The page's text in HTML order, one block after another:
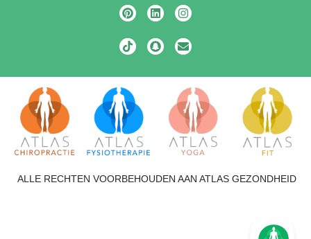
ALLE RECHTEN VOORBEHOUDEN AAN ATLAS GEZONDHEID